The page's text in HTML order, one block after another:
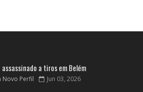
assassinado a tiros em Belém
Novo Perfil Jun 03, 2026